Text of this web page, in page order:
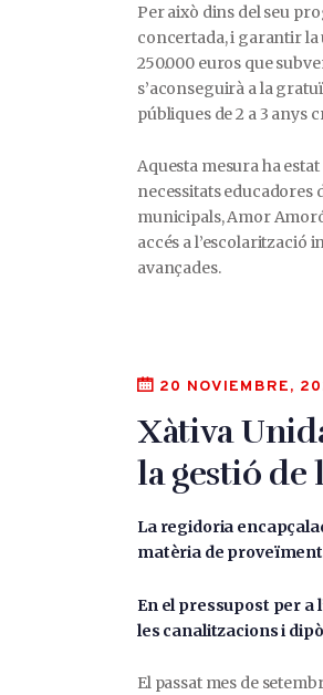
Per això dins del seu
concertada, i garantir la
250.000 euros que
s’aconseguirà a la
públiques de 2 a 3 anys
Aquesta mesura ha
necessitats educadores
municipals, Amor
accés a l’escolarització
avançades.
20 NOVIEMBRE,
Xàtiva
la gestió de
La regidoria
matèria de proveïment
En el pressupost per a
les canalitzacions i
El passat mes de